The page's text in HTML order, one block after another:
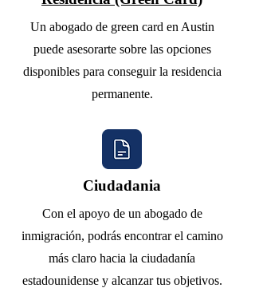
Un abogado de green card en Austin
puede asesorarte sobre las opciones
disponibles para conseguir la residencia
permanente.
Ciudadania
Con el apoyo de un abogado de
inmigración, podrás encontrar el camino
más claro hacia la ciudadanía
estadounidense y alcanzar tus objetivos.